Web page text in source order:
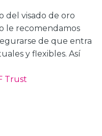
del visado de oro
le recomendamos
de que entra
y flexibles. Así
Trust